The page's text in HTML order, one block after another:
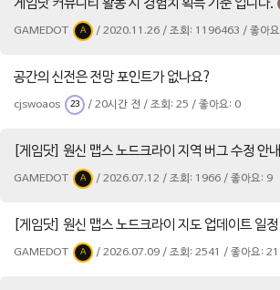
게임닷 커뮤니티 활동 시 경험치 획득 기준 입니다.
GAMEDOT A / 2020.11.26 / 조회: 1196463 / 좋아
공간의 신전은 전망 포인트가 없나요?
cjswoaos 23 / 20시간 전 / 조회: 25 / 좋아요: 0
[게임닷] 원신 맵스 노드크라이 지역 버그 수정 안내
GAMEDOT A / 2026.07.12 / 조회: 1966 / 좋아요: 9
[게임닷] 원신 맵스 노드크라이 지도 업데이트 일
GAMEDOT A / 2026.07.09 / 조회: 2541 / 좋아요: 21